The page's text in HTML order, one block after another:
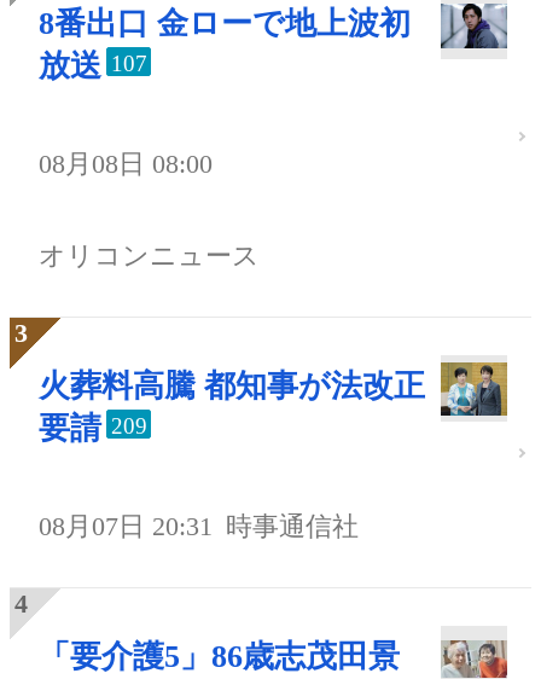
8番出口 金ローで地上波初
放送 107
08月08日 08:00
オリコンニュース
火葬料高騰 都知事が法改正
要請 209
08月07日 20:31 時事通信社
「要介護5」86歳志茂田景